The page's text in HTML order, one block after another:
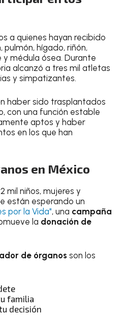
a quienes hayan recibido
pulmón, hígado, riñón,
y médula ósea. Durante
alcanzó a tres mil atletas
y simpatizantes.
haber sido trasplantados
con una función estable
aptos y haber
en los que han
en México
mil niños, mujeres y
están esperando un
por la Vida", una campaña
la donación de
de órganos son los
familia
decisión